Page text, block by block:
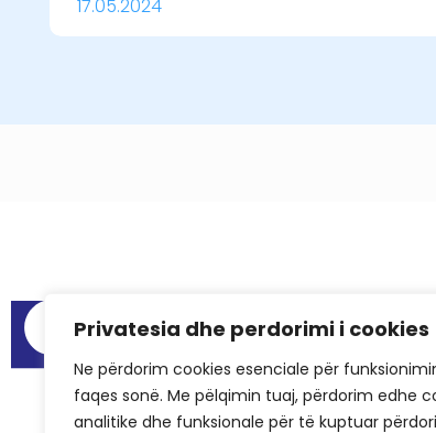
Privatesia dhe perdorimi i cookies
Ne përdorim cookies esenciale për
faqes sonë. Me pëlqimin tuaj, përdorim edhe
analitike dhe funksionale për të kuptuar
17.05.2024
Menu